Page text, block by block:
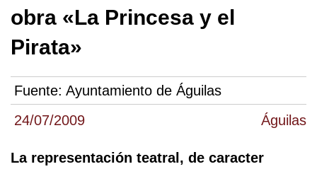
24/07/2009 Águilas
obra «La Princesa y el
Pirata»
Fuente: Ayuntamiento de Águilas
La representación teatral, de caracter